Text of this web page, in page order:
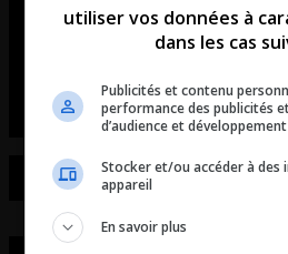
souvient des
utiliser vos données à
dans les cas
Publicités et contenu
performance des publicités
d’audience et
Stocker et/ou accéder à des
appareil
En savoir plus